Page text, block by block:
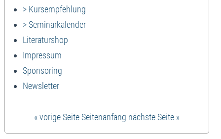
> Kursempfehlung
> Seminarkalender
Literaturshop
Impressum
Sponsoring
Newsletter
« vorige SeiteSeitenanfang nächste Seite »